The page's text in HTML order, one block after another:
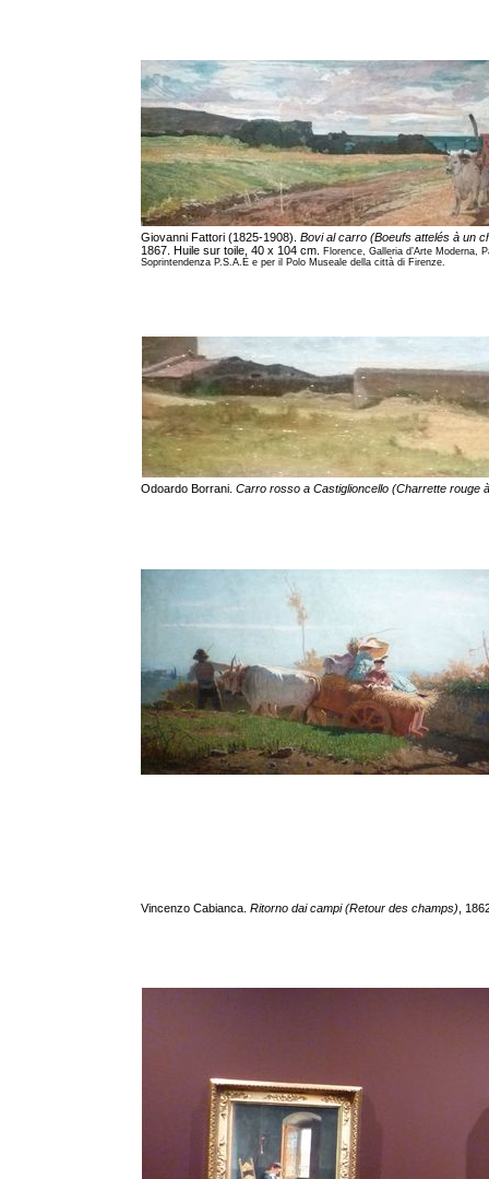
Giovanni Fattori (1825-1908). Bovi al carro (Boeufs attelés à un
1867. Huile sur toile, 40 x 104 cm.
Florence, Galleria d’Arte Moderna,
Soprintendenza P.S.A.E e per il Polo Museale della città di Firenze.
Odoardo Borrani. Carro rosso a Castiglioncello (Charrette rouge
Vincenzo Cabianca. Ritorno dai campi (Retour des champs) ,